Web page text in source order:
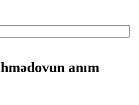
anım